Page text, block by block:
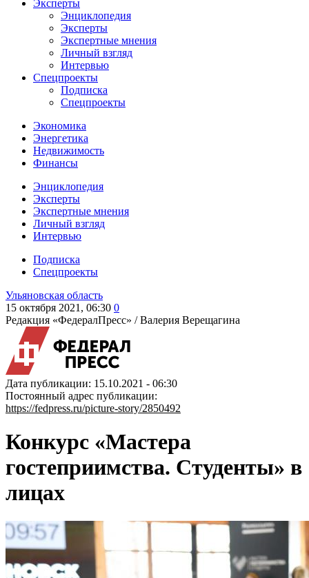
Эксперты
Энциклопедия
Эксперты
Экспертные мнения
Личный взгляд
Интервью
Спецпроекты
Подписка
Спецпроекты
Экономика
Энергетика
Недвижимость
Финансы
Энциклопедия
Эксперты
Экспертные мнения
Личный взгляд
Интервью
Подписка
Спецпроекты
Ульяновская область
15 октября 2021, 06:30 0
Редакция «ФедералПресс» /Валерия Верещагина
Дата публикации: 15.10.2021 - 06:30
Постоянный адрес публикации:
https://fedpress.ru/picture-story/2850492
Конкурс «Мастера
гостеприимства. Студенты» в
лицах